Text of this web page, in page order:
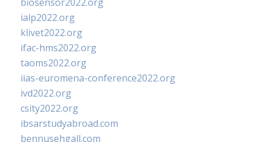
ialp2022.org
klivet2022.org
ifac-hms2022.org
taoms2022.org
iias-euromena-conference2022.org
ivd2022.org
csity2022.org
ibsarstudyabroad.com
bennusehgall.com